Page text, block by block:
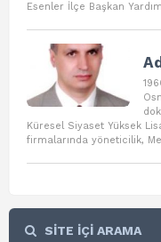
Esenler İlçe Başkan
Küresel Siyaset Yüksek
firmalarında yöneticilik,
SİTE İÇİ ARAMA